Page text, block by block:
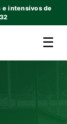
e intensivos de
☰